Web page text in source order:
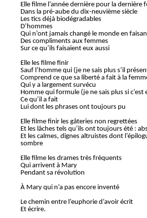
Elle filme l’année dernière pour la dernière
Dans la pré-aube du dix-neuvième siècle
Les tics déjà biodégradables
D’hommes
Qui n’ont jamais changé le monde en
Des compliments aux femmes
Sur ce qu’ils faisaient eux aussi
Elle les filme finir
Sauf l’homme qui (je ne sais plus s’il
Comprend ce que sa liberté a fait à la
Qui y a largement survécu
Homme qui formule (je ne sais plus si c’est
Ce qu’il a fait
Lui dont les phrases ont toujours pu
Elle filme finir les gâteries non regrettées
Et les lâches tels qu’ils ont toujours été :
Et les calmes, dignes altruistes dont
sombre
Elle filme les drames très fréquents
Qui arrivent à Mary
Pendant sa révolution
À Mary qui n’a pas encore inventé
Le chemin entre l’euphorie d’avoir écrit
Et écrire.